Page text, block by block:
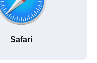
Safari